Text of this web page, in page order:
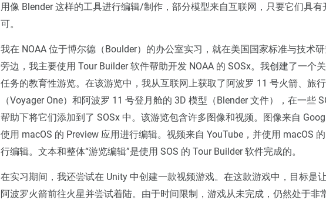
用像 Blender 这样的工具进行编辑/制作，部分模型来自互联网，只要它们具有
可。
我在 NOAA 位于博尔德（Boulder）的办公室实习，就在美国国家标准与技术研
旁边，我主要使用 Tour Builder 软件帮助开发 NOAA 的 SOSx。我创建了一个
任务的教育性游览。在该游览中，我从互联网上获取了阿波罗 11 号火箭、旅
（Voyager One）和阿波罗 11 号登月舱的 3D 模型（Blender 文件），在一些
帮助下将它们添加到了 SOSx 中。该游览包含许多图像和视频。图像来自
使用 macOS 的 Preview 应用进行编辑。视频来自 YouTube，并使用 macOS
行编辑。文本和整体“游览编辑”是使用 SOS 的 Tour Builder 软件完成的。
在实习期间，我还尝试在 Unity 中创建一款视频游戏。在这款游戏中，目标是
阿波罗火箭前往火星并尝试着陆。由于时间限制，游戏从未完成，仍然处于非